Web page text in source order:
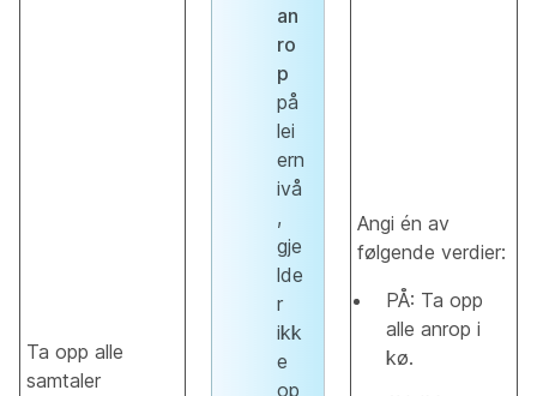
Ta opp alle
samtaler
an
ro
p
på
lei
ern
ivå
,
gje
lde
r
ikk
e
op
Angi én av
følgende verdier:
PÅ: Ta opp
alle anrop i
kø.